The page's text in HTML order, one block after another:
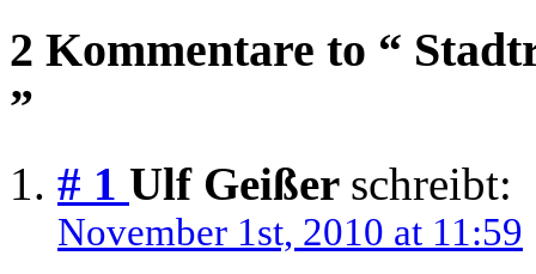
2 Kommentare to “
”
# 1 Ulf Geißer schreibt:
November 1st, 2010 at 11:59